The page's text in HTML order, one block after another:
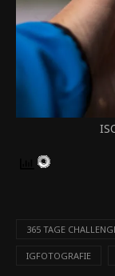
365 TAGE
IGFOTOGRAFIE